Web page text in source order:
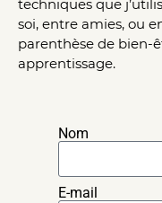
techniques que
soi, entre amies, ou
parenthèse de bien-
apprentissage.
Nom
E-mail